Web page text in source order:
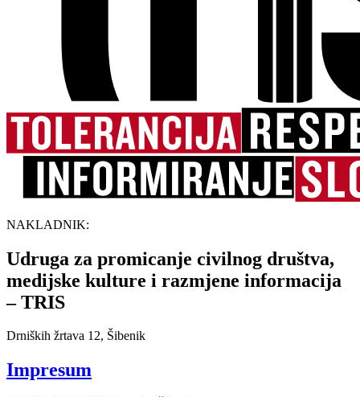
NAKLADNIK:
Udruga za promicanje civilnog društva,
medijske kulture i razmjene informacija
– TRIS
Drniških žrtava 12, Šibenik
Impresum